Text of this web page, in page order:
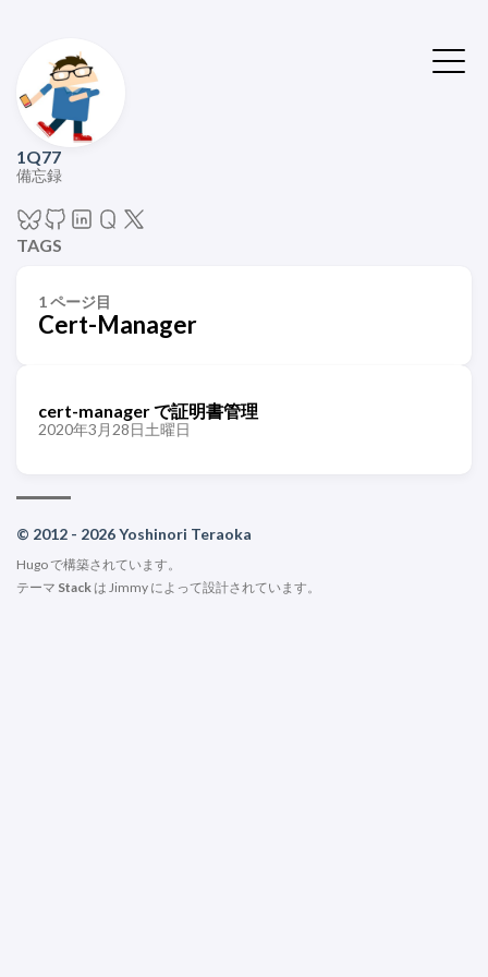
1Q77
備忘録
TAGS
1 ページ目
Cert-Manager
cert-manager で証明書管理
2020年3月28日土曜日
© 2012 - 2026 Yoshinori Teraoka
Hugoで構築されています。
テーマ Stack は Jimmy によって設計されています。